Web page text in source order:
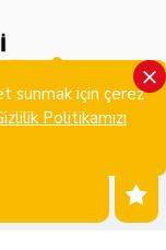
sunmak için çerez
Politikamızı